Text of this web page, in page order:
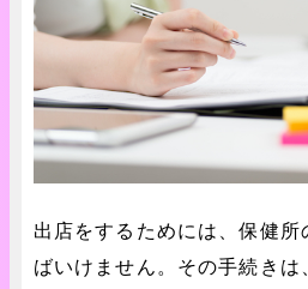
出店をするためには、保健
ばいけません。その手続き